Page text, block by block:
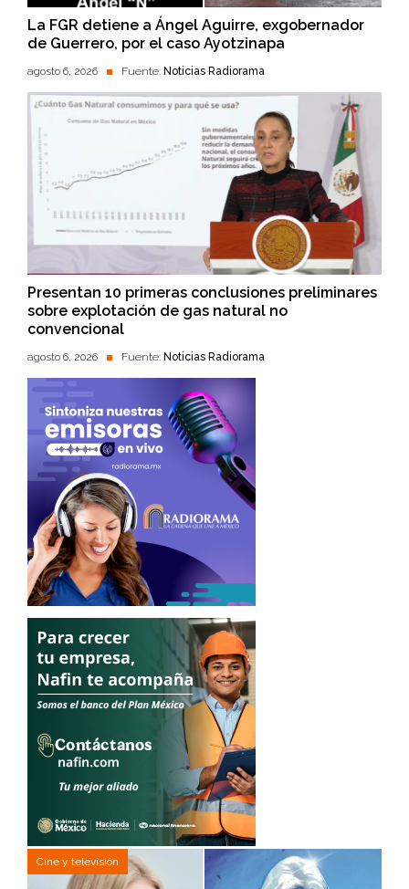
La FGR detiene a Ángel Aguirre, exgobernador
de Guerrero, por el caso Ayotzinapa
agosto 6, 2026 Fuente: Noticias Radiorama
Presentan 10 primeras conclusiones preliminares
sobre explotación de gas natural no
convencional
agosto 6, 2026 Fuente: Noticias Radiorama
Cine y televisión